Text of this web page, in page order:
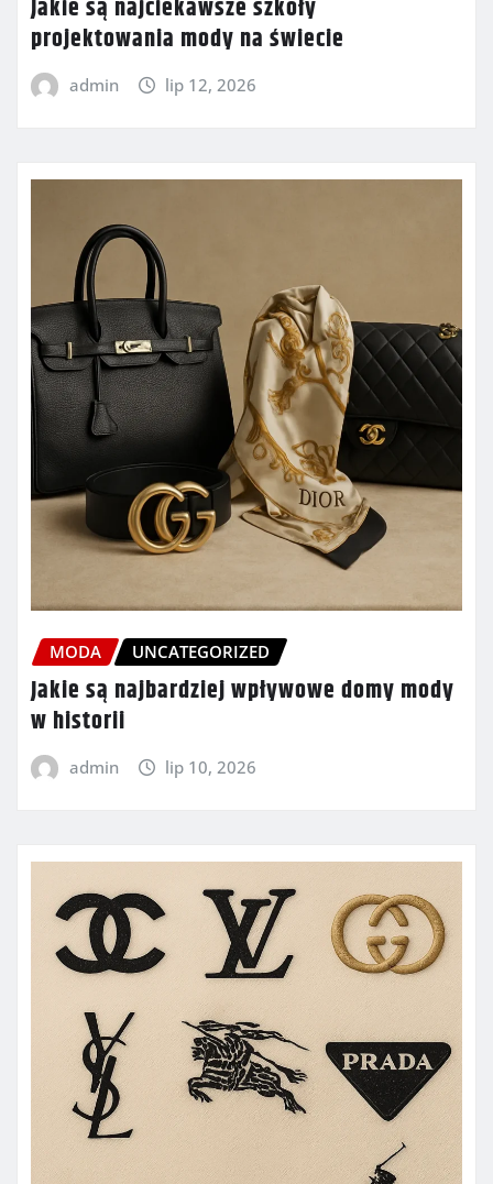
Jakie są najciekawsze szkoły
projektowania mody na świecie
admin lip 12, 2026
MODA UNCATEGORIZED
Jakie są najbardziej wpływowe domy mody
w historii
admin lip 10, 2026